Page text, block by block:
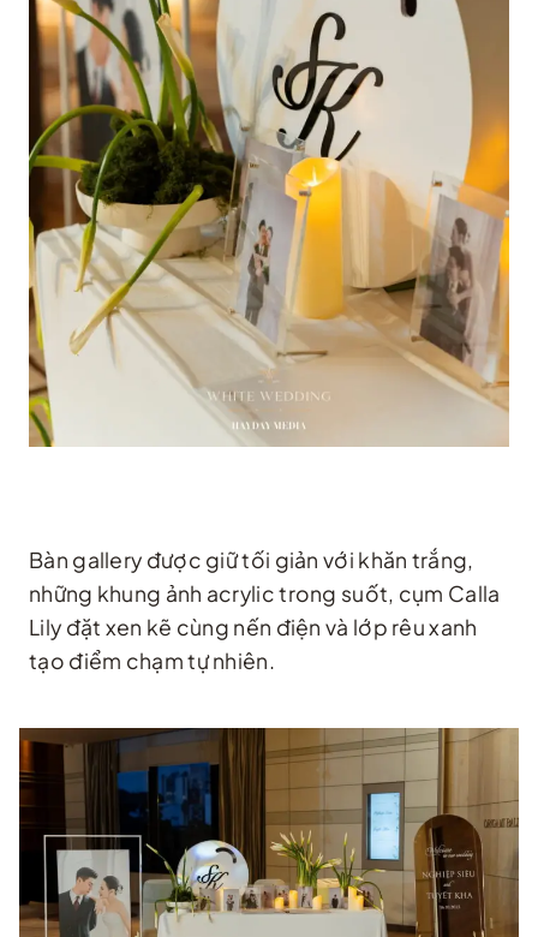
Bàn gallery được giữ tối giản với khăn trắng,
những khung ảnh acrylic trong suốt, cụm Calla
Lily đặt xen kẽ cùng nến điện và lớp rêu xanh
tạo điểm chạm tự nhiên.